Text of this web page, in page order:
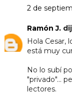
2 de
Ramón J.
Hola Cesar,
está muy
No lo subí
"privado"...
lectores.